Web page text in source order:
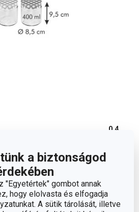
a biztonságod
"Egyetértek" gombot annak
hogy elolvasta és elfogadja
A sütik tárolását, illetve
0.4
fém, üveg